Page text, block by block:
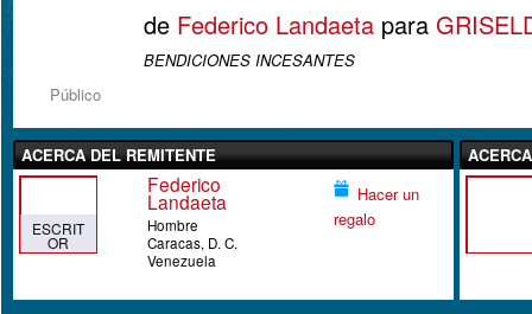
Público
de Federico Landaeta para
BENDICIONES INCESANTES
ACERCA DEL REMITENTE
ESCRIT
OR
RECON
Federico
Landaeta
Hombre
Caracas, D. C.
Venezuela
Hacer un
regalo